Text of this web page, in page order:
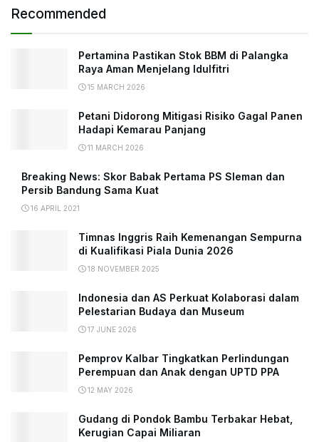
Recommended
Pertamina Pastikan Stok BBM di Palangka
Raya Aman Menjelang Idulfitri
15 MARCH 2026
Petani Didorong Mitigasi Risiko Gagal Panen
Hadapi Kemarau Panjang
11 MARCH 2026
Breaking News: Skor Babak Pertama PS Sleman dan
Persib Bandung Sama Kuat
16 APRIL 2021
Timnas Inggris Raih Kemenangan Sempurna
di Kualifikasi Piala Dunia 2026
18 NOVEMBER 2025
Indonesia dan AS Perkuat Kolaborasi dalam
Pelestarian Budaya dan Museum
17 JUNE 2026
Pemprov Kalbar Tingkatkan Perlindungan
Perempuan dan Anak dengan UPTD PPA
12 MAY 2026
Gudang di Pondok Bambu Terbakar Hebat,
Kerugian Capai Miliaran